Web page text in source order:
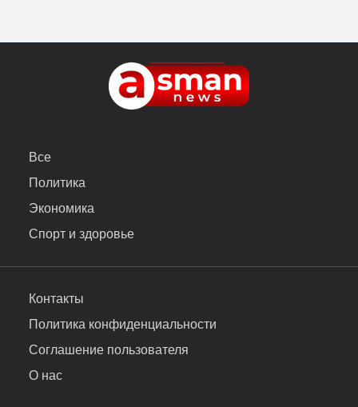
Все
Политика
Экономика
Спорт и здоровье
Контакты
Политика конфиденциальности
Соглашение пользователя
О нас